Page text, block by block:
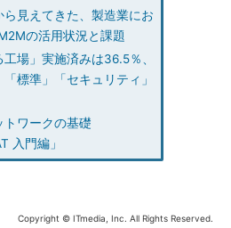
ら見えてきた、製造業にお
の活用状況と課題
工場」実施済みは36.5％、
「標準」「セキュリティ」
トワークの基礎
入門編」
Copyright © ITmedia, Inc. All Rights Reserved.